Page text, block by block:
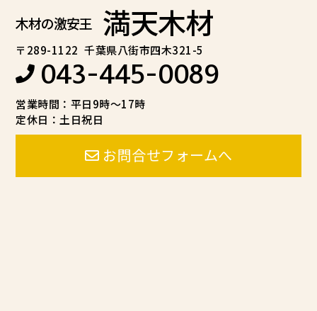
木材の激安王 満天木材
〒289-1122千葉県八街市四木321-5
043-445-0089
営業時間：平日9時～17時
定休日：土日祝日
お問合せフォームへ